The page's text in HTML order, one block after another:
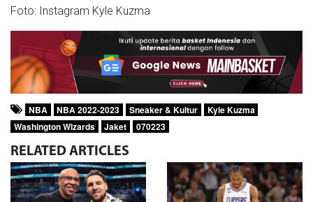
Foto: Instagram Kyle Kuzma
NBA NBA 2022-2023 Sneaker & Kultur
Kyle Kuzma
Washington Wizards
Jaket 070223
RELATED ARTICLES